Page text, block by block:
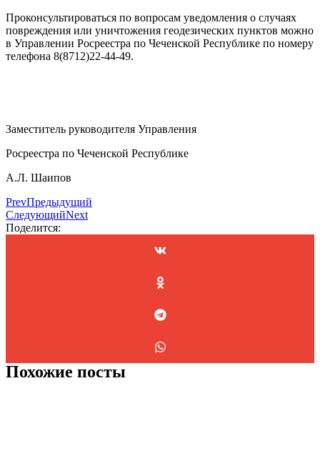
Проконсультироваться по вопросам уведомления о случаях
повреждения или уничтожения геодезических пунктов можно
в Управлении Росреестра по Чеченской Республике по номеру
телефона 8(8712)22-44-49.
Заместитель руководителя Управления
Росреестра по Чеченской Республике
А.Л. Шаипов
PrevПредыдущий
СледующийNext
Поделится:
Похожие посты